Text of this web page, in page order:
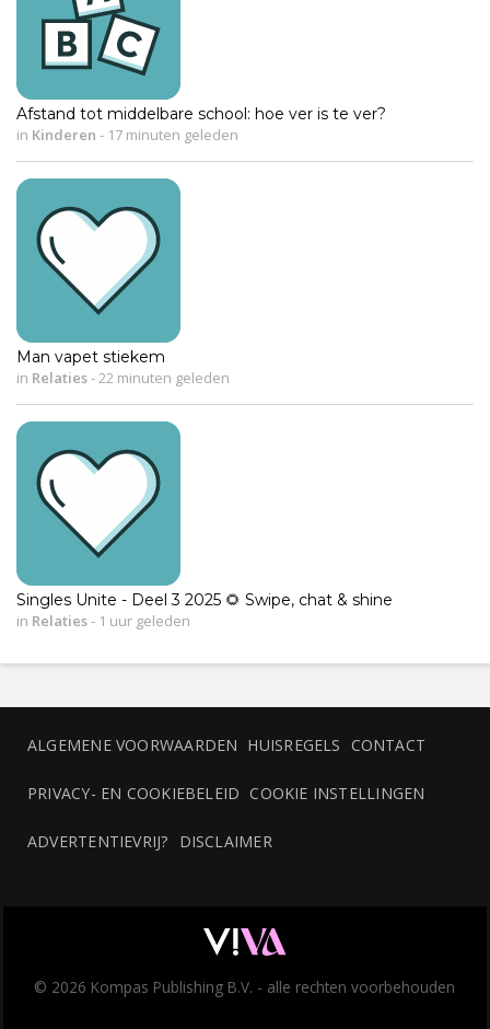
Afstand tot middelbare school: hoe ver is te ver?
in Kinderen - 17 minuten geleden
Man vapet stiekem
in Relaties- 22 minuten geleden
Singles Unite - Deel 3 2025 🌻 Swipe, chat & shine
in Relaties- 1 uur geleden
ALGEMENE VOORWAARDEN HUISREGELS CONTACT
PRIVACY- EN COOKIEBELEID COOKIE INSTELLINGEN
ADVERTENTIEVRIJ? DISCLAIMER
© 2026 Kompas Publishing B.V. - alle rechten voorbehouden